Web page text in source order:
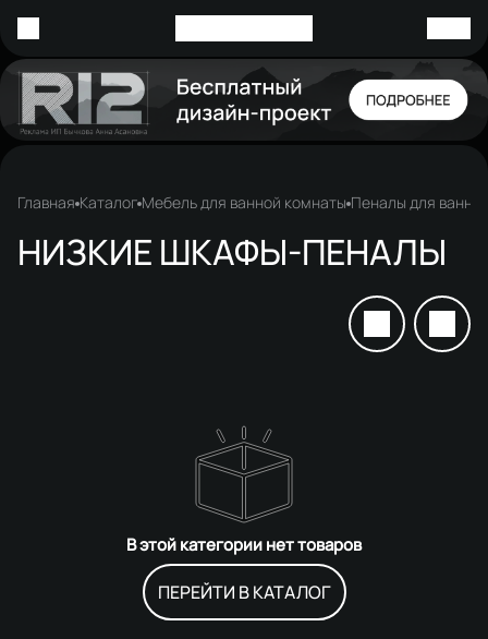
Главная Каталог Мебель для ванной комнаты Пеналы для
НИЗКИЕ ШКАФЫ-ПЕНАЛЫ
В этой категории нет товаров
ПЕРЕЙТИ В КАТАЛОГ